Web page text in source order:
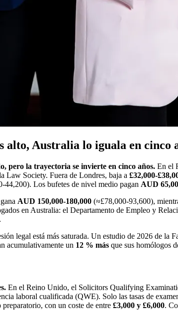
alto, Australia lo iguala en cinco
pero la trayectoria se invierte en cinco años. En el
Law Society. Fuera de Londres, baja a £32,000-
44,200). Los bufetes de nivel medio pagan AUD
AUD 150,000-180,000 (≈£78,000-93,600),
en Australia: el Departamento de Empleo y
legal está más saturada. Un estudio de 2026 de
acumulativamente un 12 % más que sus homólogos
En el Reino Unido, el Solicitors Qualifying
laboral cualificada (QWE). Solo las tasas de
con un coste de entre £3,000 y £6,000.